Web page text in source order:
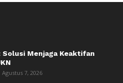
Solusi Menjaga Keaktifan
Agustus 7, 2026